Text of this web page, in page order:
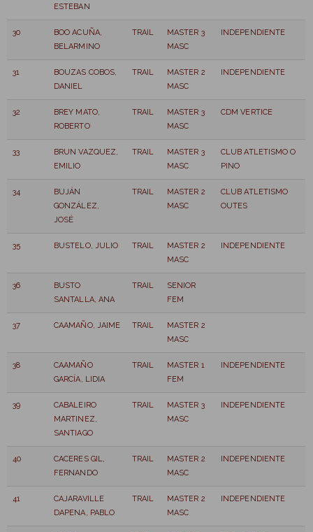
ESTEBAN
30
BOO ACUÑA,
BELARMINO
TRAIL
MASTER 3
MASC
INDEPENDIENTE
31
BOUZAS COBOS,
DANIEL
TRAIL
MASTER 2
MASC
INDEPENDIENTE
32
BREY MATO,
ROBERTO
TRAIL
MASTER 3
MASC
CDM VERTICE
33
BRUN VAZQUEZ,
EMILIO
TRAIL
MASTER 3
MASC
CLUB ATLETISMO O
PINO
34
BUJÁN
GONZÁLEZ,
JOSÉ
TRAIL
MASTER 2
MASC
CLUB ATLETISMO
OUTES
35 BUSTELO, JULIO TRAIL
MASTER 2
MASC
INDEPENDIENTE
36
BUSTO
SANTALLA, ANA
TRAIL
SENIOR
FEM
37 CAAMAÑO, JAIME TRAIL
MASTER 2
MASC
38
CAAMAÑO
GARCÍA, LIDIA
TRAIL
MASTER 1
FEM
INDEPENDIENTE
39
CABALEIRO
MARTINEZ,
SANTIAGO
TRAIL
MASTER 3
MASC
INDEPENDIENTE
40
CACERES GIL,
FERNANDO
TRAIL
MASTER 2
MASC
INDEPENDIENTE
41
CAJARAVILLE
DAPENA, PABLO
TRAIL
MASTER 2
MASC
INDEPENDIENTE